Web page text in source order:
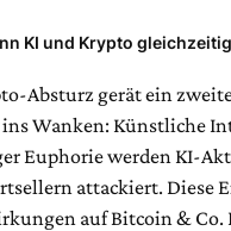
KI und Krypto
Absturz gerät ein
Wanken: Künstliche
Euphorie werden KI-
attackiert. Diese
auf Bitcoin & Co.